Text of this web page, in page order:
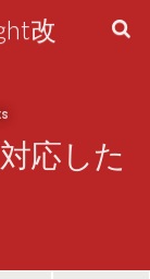
改
応した